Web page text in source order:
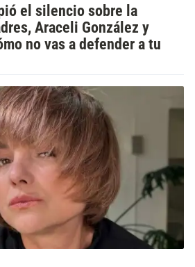
el silencio sobre la
Araceli González y
no vas a defender a tu